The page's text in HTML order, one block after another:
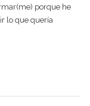
porque he
lo que quería